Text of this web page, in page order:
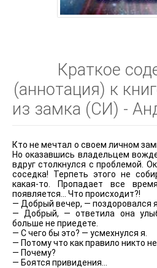
Краткое
(аннотация) к
из замка (СИ) -
Кто не мечтал о своем личном
Но оказавшись владельцем
вдруг столкнулся с проблемой.
соседка! Терпеть этого не
какая-то. Пропадает все
появляется… Что происходит?!
— Добрый вечер, — поздоровался я.
— Добрый, — ответила она
больше не приедете.
— С чего бы это? — усмехнулся я.
— Потому что как правило никто
— Почему?
— Боятся привидения…